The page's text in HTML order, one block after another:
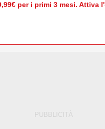
per i primi 3 mesi. Attiva